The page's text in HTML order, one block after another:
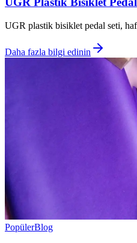
UGR plastik bisiklet pedal seti,
Daha fazla bilgi edinin
PopülerBlog